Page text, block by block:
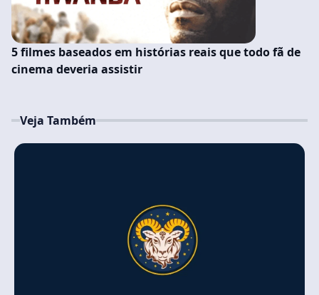
5 filmes baseados em histórias reais que todo fã de
cinema deveria assistir
Veja Também